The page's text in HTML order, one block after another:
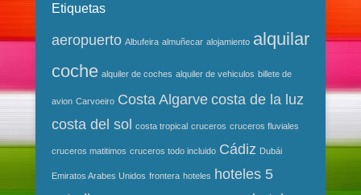
Etiquetas
aeropuerto Albufeira almuñecar alojamiento alquilar
coche alquiler de coches alquiler de vehiculos billete de
avion Carvoeiro Costa Algarve costa de la luz
costa del sol costa tropical cruceros cruceros fluviales
cruceros matitimos cruceros todo incluido Cádiz Dubái
Emiratos Arabes Unidos frontera hoteles hoteles 5